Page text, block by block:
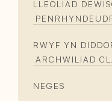
LLEOLIAD
RWYF YN
NEGES